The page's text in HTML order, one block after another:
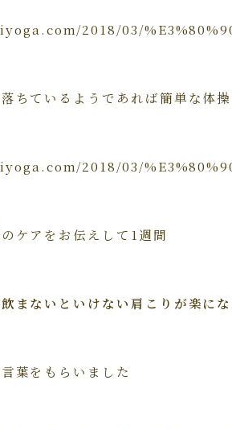
2018/03/
ちているようであれば簡単な体操
2018/03/
ケアをお伝えして1週間
飲まないといけない肩こりが楽にな
葉をもらいました